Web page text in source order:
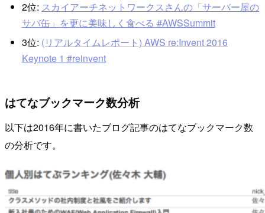
2位: スカイアーチネットワークスさんの「サーバー屋の
サバ缶」を更に美味しく食べる #AWSSummit
3位: (リアルタイムレポート) AWS re:Invent 2016
Keynote 1 #reinvent
はてなブックマーク数分析
以下は2016年に書いたブログ記事のはてなブックマーク数
の分析です。